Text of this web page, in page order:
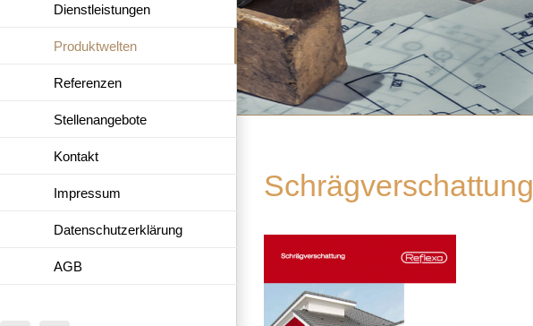
Dienstleistungen
Produktwelten
Referenzen
Stellenangebote
Kontakt
Impressum
Datenschutzerklärung
AGB
Schrägverschattung